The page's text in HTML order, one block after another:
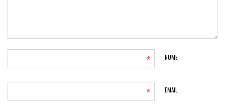
NUME
*
EMAIL
*